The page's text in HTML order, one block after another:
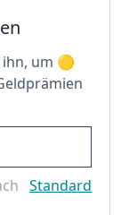
um
Standard